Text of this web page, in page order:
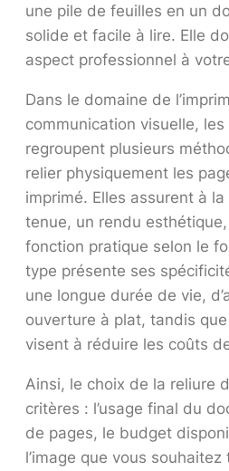
une pile de feuilles en un
solide et facile à lire. Elle
aspect professionnel à
Dans le domaine de
communication visuelle,
regroupent plusieurs
relier physiquement les
imprimé. Elles assurent à
tenue, un rendu
fonction pratique selon le
type présente ses
une longue durée de vie,
ouverture à plat, tandis
visent à réduire les coûts
Ainsi, le choix de la reliure
critères : l’usage final du
de pages, le budget
l’image que vous